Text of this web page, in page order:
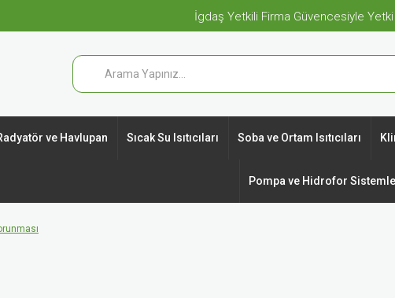
İgdaş Yetkili Firma Güvencesiyle
ve Havlupan Sıcak Su Isıtıcıları Soba ve Ortam Isıtıcıları
Pompa ve Hidrofor